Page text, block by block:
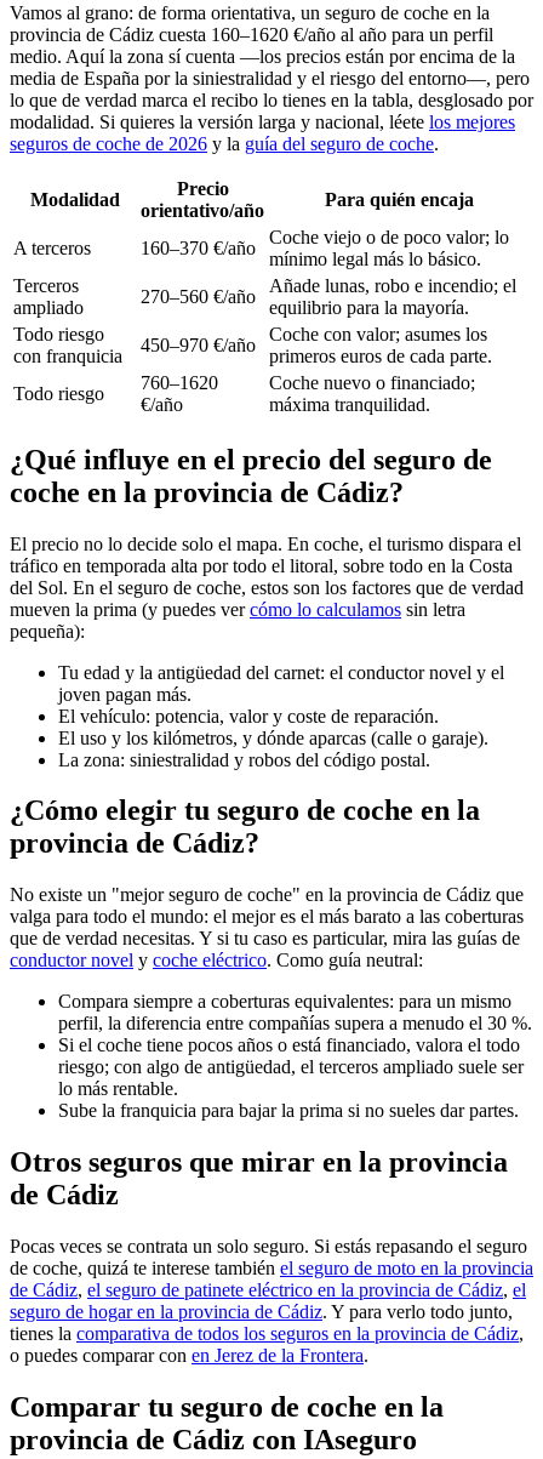
Vamos al grano: de forma orientativa, un seguro de coche en la
provincia de Cádiz cuesta 160–1620 €/año al año para un perfil
medio. Aquí la zona sí cuenta —los precios están por encima de la
media de España por la siniestralidad y el riesgo del entorno—, pero
lo que de verdad marca el recibo lo tienes en la tabla, desglosado por
modalidad. Si quieres la versión larga y nacional, léete los mejores
seguros de coche de 2026 y la guía del seguro de coche.
Modalidad
Precio
orientativo/año
Para quién encaja
A terceros 160–370 €/año
Coche viejo o de poco valor; lo
mínimo legal más lo básico.
Terceros
ampliado
270–560 €/año
Añade lunas, robo e incendio; el
equilibrio para la mayoría.
Todo riesgo
con franquicia
450–970 €/año
Coche con valor; asumes los
primeros euros de cada parte.
Todo riesgo
760–1620
€/año
Coche nuevo o financiado;
máxima tranquilidad.
¿Qué influye en el precio del seguro de
coche en la provincia de Cádiz?
El precio no lo decide solo el mapa. En coche, el turismo dispara el
tráfico en temporada alta por todo el litoral, sobre todo en la Costa
del Sol. En el seguro de coche, estos son los factores que de verdad
mueven la prima (y puedes vercómo lo calculamos sin letra
pequeña):
Tu edad y la antigüedad del carnet: el conductor novel y el
joven pagan más.
El vehículo: potencia, valor y coste de reparación.
El uso y los kilómetros, y dónde aparcas (calle o garaje).
La zona: siniestralidad y robos del código postal.
¿Cómo elegir tu seguro de coche en la
provincia de Cádiz?
No existe un "mejor seguro de coche" en la provincia de Cádiz que
valga para todo el mundo: el mejor es el más barato a las coberturas
que de verdad necesitas. Y si tu caso es particular, mira las guías de
conductor novel y coche eléctrico. Como guía neutral:
Compara siempre a coberturas equivalentes: para un mismo
perfil, la diferencia entre compañías supera a menudo el 30 %.
Si el coche tiene pocos años o está financiado, valora el todo
riesgo; con algo de antigüedad, el terceros ampliado suele ser
lo más rentable.
Sube la franquicia para bajar la prima si no sueles dar partes.
Otros seguros que mirar en la provincia
de Cádiz
Pocas veces se contrata un solo seguro. Si estás repasando el seguro
de coche, quizá te interese también el seguro de moto en la provincia
de Cádiz, el seguro de patinete eléctrico en la provincia de Cádiz, el
seguro de hogar en la provincia de Cádiz. Y para verlo todo junto,
tienes la comparativa de todos los seguros en la provincia de Cádiz,
o puedes comparar con en Jerez de la Frontera.
Comparar tu seguro de coche en la
provincia de Cádiz con IAseguro